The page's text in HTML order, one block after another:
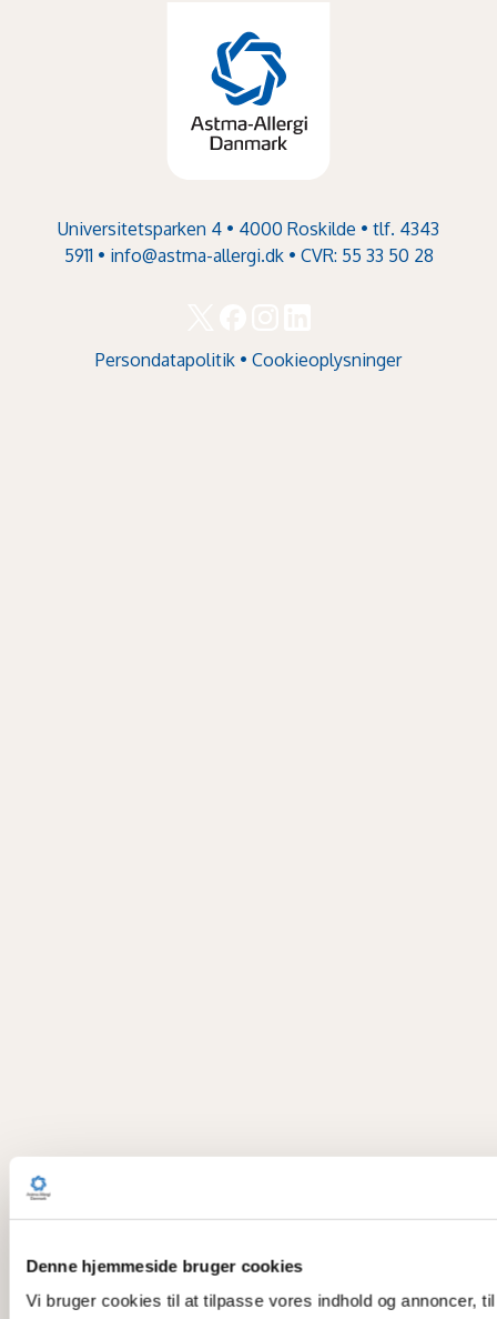
Denne hjemmeside bruger cookies
Vi bruger cookies til at tilpasse vores indhold og annoncer,
Universitetsparken 4 • 4000 Roskilde • tlf. 4343
5911 • info@astma-allergi.dk• CVR: 55 33 50 28
Persondatapolitik • Cookieoplysninger